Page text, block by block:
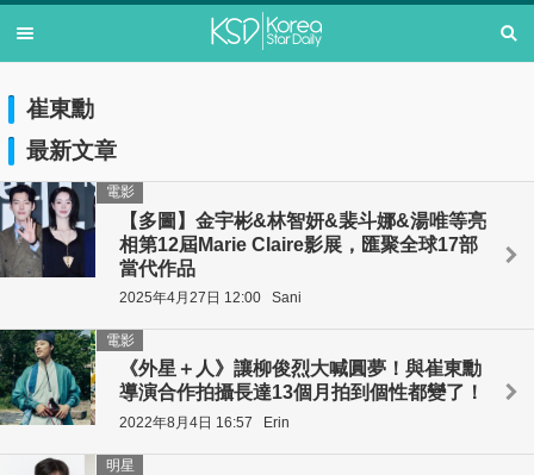
崔東勳
最新文章
【多圖】金宇彬&林智妍&裴斗娜&湯唯等亮
相第12屆Marie Claire影展，匯聚全球17部
當代作品
電影
2025年4月27日 12:00 Sani
《外星＋人》讓柳俊烈大喊圓夢！與崔東勳
導演合作拍攝長達13個月拍到個性都變了！
電影
2022年8月4日 16:57 Erin
明星